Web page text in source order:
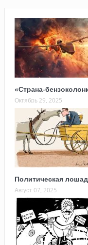
«Страна-
Октябрь 29, 2025
Политическая
Август 07, 2025